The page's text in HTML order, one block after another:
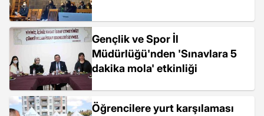
Gençlik ve Spor İl
Müdürlüğü'nden 'Sınavlara 5
dakika mola' etkinliği
Öğrencilere yurt karşılaması